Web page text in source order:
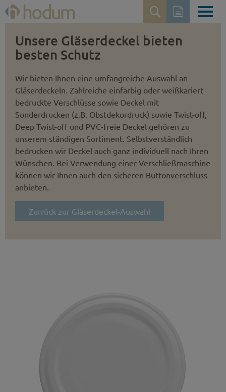
Unsere Gläserdeckel bieten
besten Schutz
Wir bieten Ihnen eine umfangreiche Auswahl an
Gläserdeckeln. Zahlreiche einfarbig oder weißkariert
bedruckte Verschlüsse sowie Deckel mit
Sonderdrucken (z.B. Obst­dekordruck) sowie Twist-off,
Deep Twist-off und PVC-freie Deckel gehören zu
unserem ständigen Sortiment. Selbstver­ständlich
bedrucken wir Deckel auch ganz individuell nach Ihren
Wünschen. Bei Verwendung einer Verschließmaschine
können wir Ihnen auch den sicheren Button­verschluss
anbieten.
Zurrück zur Gläserdeckel-Auswahl